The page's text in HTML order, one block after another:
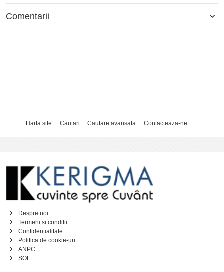
Comentarii
Harta site Cautari Cautare avansata Contacteaza-ne
Despre noi
Termeni si conditii
Confidentialitate
Politica de cookie-uri
ANPC
SOL